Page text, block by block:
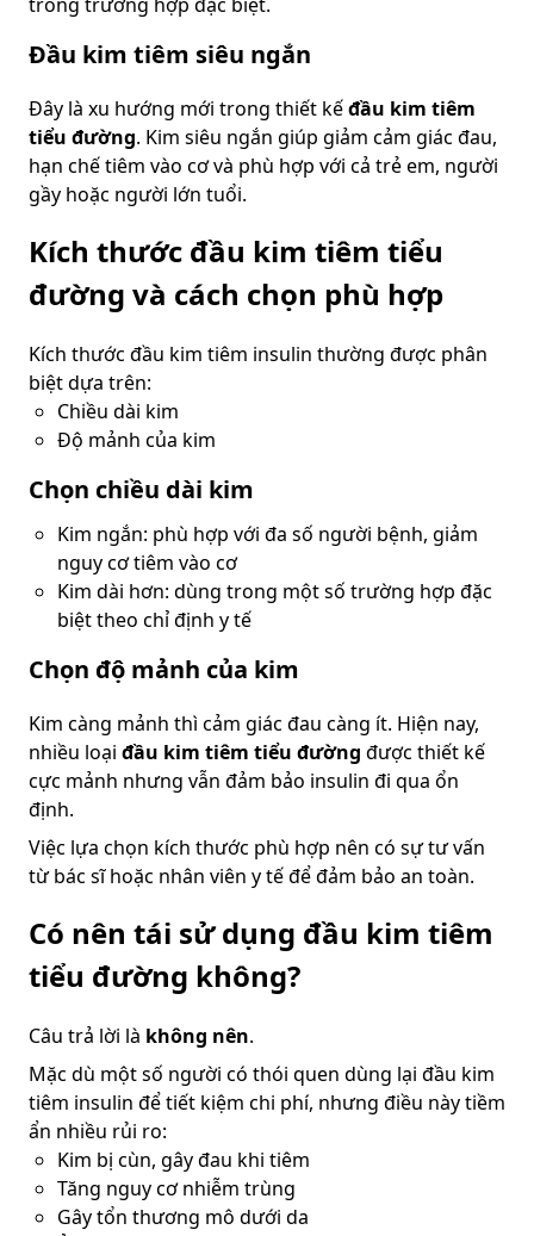
trong trường hợp đặc biệt.
Đầu kim tiêm siêu ngắn
Đây là xu hướng mới trong thiết kếđầu kim tiêm
tiểu đường. Kim siêu ngắn giúp giảm cảm giác đau,
hạn chế tiêm vào cơ và phù hợp với cả trẻ em, người
gầy hoặc người lớn tuổi.
Kích thước đầu kim tiêm tiểu
đường và cách chọn phù hợp
Kích thước đầu kim tiêm insulin thường được phân
biệt dựa trên:
Chiều dài kim
Độ mảnh của kim
Chọn chiều dài kim
Kim ngắn: phù hợp với đa số người bệnh, giảm
nguy cơ tiêm vào cơ
Kim dài hơn: dùng trong một số trường hợp đặc
biệt theo chỉ định y tế
Chọn độ mảnh của kim
Kim càng mảnh thì cảm giác đau càng ít. Hiện nay,
nhiều loại đầu kim tiêm tiểu đường được thiết kế
cực mảnh nhưng vẫn đảm bảo insulin đi qua ổn
định.
Việc lựa chọn kích thước phù hợp nên có sự tư vấn
từ bác sĩ hoặc nhân viên y tế để đảm bảo an toàn.
Có nên tái sử dụng đầu kim tiêm
tiểu đường không?
Câu trả lời là không nên.
Mặc dù một số người có thói quen dùng lại đầu kim
tiêm insulin để tiết kiệm chi phí, nhưng điều này tiềm
ẩn nhiều rủi ro:
Kim bị cùn, gây đau khi tiêm
Tăng nguy cơ nhiễm trùng
Gây tổn thương mô dưới da